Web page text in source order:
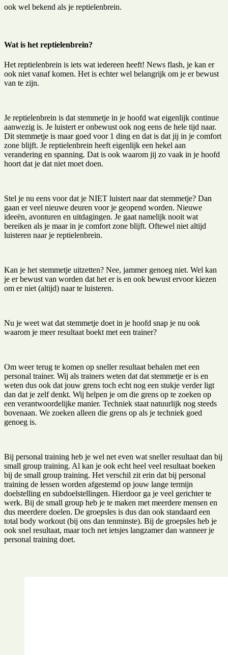
ook wel bekend als je reptielenbrein.
Wat is het reptielenbrein?
Het reptielenbrein is iets wat iedereen heeft! News flash, je kan er
ook niet vanaf komen. Het is echter wel belangrijk om je er bewust
van te zijn.
Je reptielenbrein is dat stemmetje in je hoofd wat eigenlijk continue
aanwezig is. Je luistert er onbewust ook nog eens de hele tijd naar.
Dit stemmetje is maar goed voor 1 ding en dat is dat jij in je comfort
zone blijft. Je reptielenbrein heeft eigenlijk een hekel aan
verandering en spanning. Dat is ook waarom jij zo vaak in je hoofd
hoort dat je dat niet moet doen.
Stel je nu eens voor dat je NIET luistert naar dat stemmetje? Dan
gaan er veel nieuwe deuren voor je geopend worden. Nieuwe
ideeën, avonturen en uitdagingen. Je gaat namelijk nooit wat
bereiken als je maar in je comfort zone blijft. Oftewel niet altijd
luisteren naar je reptielenbrein.
Kan je het stemmetje uitzetten? Nee, jammer genoeg niet. Wel kan
je er bewust van worden dat het er is en ook bewust ervoor kiezen
om er niet (altijd) naar te luisteren.
Nu je weet wat dat stemmetje doet in je hoofd snap je nu ook
waarom je meer resultaat boekt met een trainer?
Om weer terug te komen op sneller resultaat behalen met een
personal trainer. Wij als trainers weten dat dat stemmetje er is en
weten dus ook dat jouw grens toch echt nog een stukje verder ligt
dan dat je zelf denkt. Wij helpen je om die grens op te zoeken op
een verantwoordelijke manier. Techniek staat natuurlijk nog steeds
bovenaan. We zoeken alleen die grens op als je techniek goed
genoeg is.
Bij personal training heb je wel net even wat sneller resultaat dan bij
small group training. Al kan je ook echt heel veel resultaat boeken
bij de small group training. Het verschil zit erin dat bij personal
training de lessen worden afgestemd op jouw lange termijn
doelstelling en subdoelstellingen. Hierdoor ga je veel gerichter te
werk. Bij de small group heb je te maken met meerdere mensen en
dus meerdere doelen. De groepsles is dus dan ook standaard een
total body workout (bij ons dan tenminste). Bij de groepsles heb je
ook snel resultaat, maar toch net ietsjes langzamer dan wanneer je
personal training doet.